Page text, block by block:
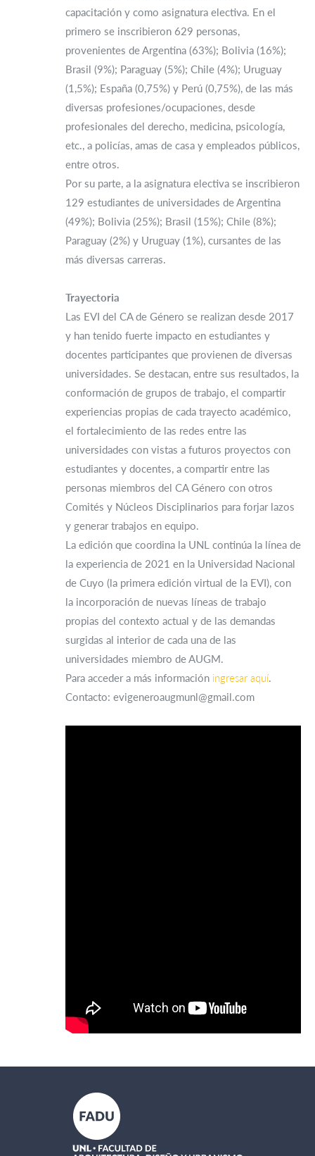
capacitación y como asignatura electiva. En el
primero se inscribieron 629 personas,
provenientes de Argentina (63%); Bolivia (16%);
Brasil (9%); Paraguay (5%); Chile (4%); Uruguay
(1,5%); España (0,75%) y Perú (0,75%), de las más
diversas profesiones/ocupaciones, desde
profesionales del derecho, medicina, psicología,
etc., a policías, amas de casa y empleados públicos,
entre otros.
Por su parte, a la asignatura electiva se inscribieron
129 estudiantes de universidades de Argentina
(49%); Bolivia (25%); Brasil (15%); Chile (8%);
Paraguay (2%) y Uruguay (1%), cursantes de las
más diversas carreras.
Trayectoria
Las EVI del CA de Género se realizan desde 2017
y han tenido fuerte impacto en estudiantes y
docentes participantes que provienen de diversas
universidades. Se destacan, entre sus resultados, la
conformación de grupos de trabajo, el compartir
experiencias propias de cada trayecto académico,
el fortalecimiento de las redes entre las
universidades con vistas a futuros proyectos con
estudiantes y docentes, a compartir entre las
personas miembros del CA Género con otros
Comités y Núcleos Disciplinarios para forjar lazos
y generar trabajos en equipo.
La edición que coordina la UNL continúa la línea de
la experiencia de 2021 en la Universidad Nacional
de Cuyo (la primera edición virtual de la EVI), con
la incorporación de nuevas líneas de trabajo
propias del contexto actual y de las demandas
surgidas al interior de cada una de las
universidades miembro de AUGM.
Para acceder a más información ingresar aquí.
Contacto: evigeneroaugmunl@gmail.com